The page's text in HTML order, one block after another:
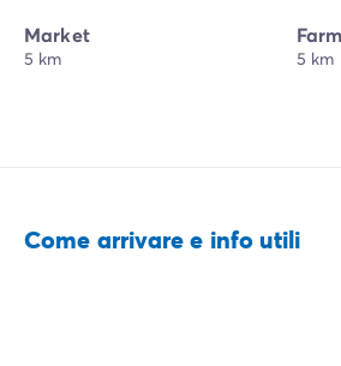
Market
5 km 5 km
Come arrivare e info utili